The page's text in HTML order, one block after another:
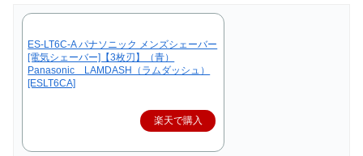
ES-LT6C-A パナソニック メンズシェーバー
[電気シェーバー]【3枚刃】（青）
Panasonic LAMDASH（ラムダッシュ）
[ESLT6CA]
楽天で購入